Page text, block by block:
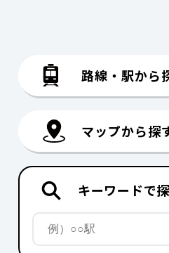
路線・駅から
マップから探
キーワードで